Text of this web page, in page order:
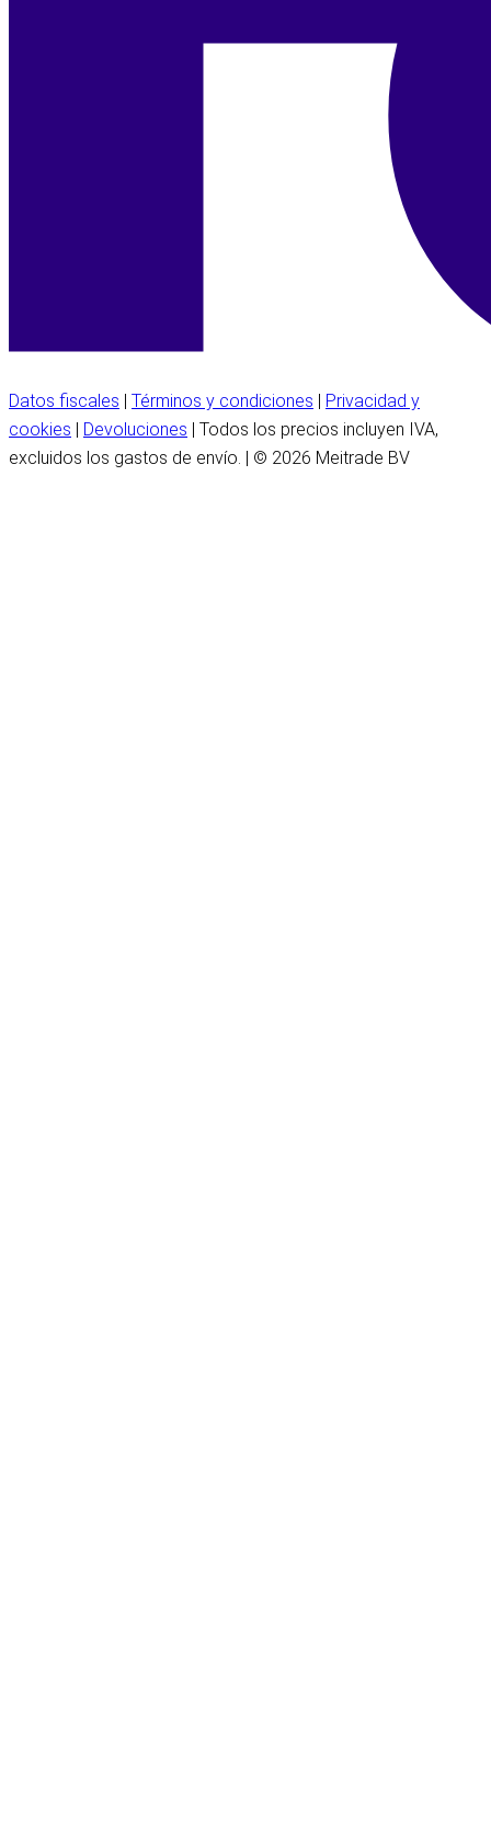
Datos fiscales Términos y condiciones
Privacidad y
cookies
Devoluciones | Todos los precios incluyen IVA,
excluidos los gastos de envío. | © 2026 Meitrade BV